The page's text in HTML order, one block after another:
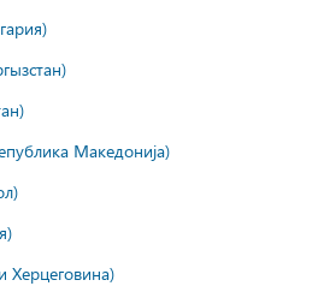
Македонија)
Херцеговина)